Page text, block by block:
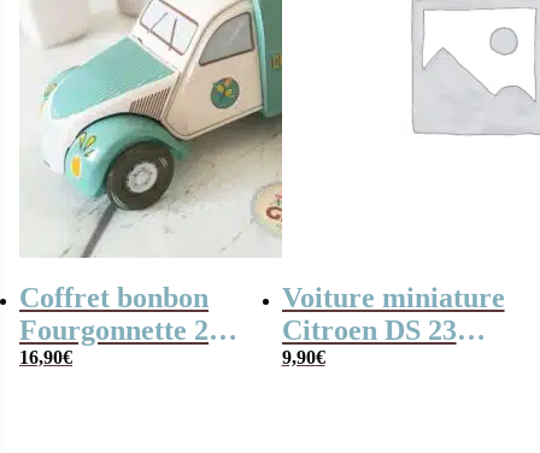
Coffret bonbon
Fourgonnette 2
CV en métal
16,90€
Voiture miniature
Citroen DS 23
1973
9,90€